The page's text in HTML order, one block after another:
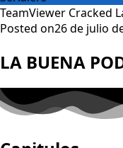
TeamViewer Cracked
Posted on26 de julio
LA BUENA